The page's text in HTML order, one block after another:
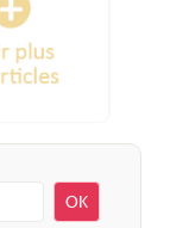
OK